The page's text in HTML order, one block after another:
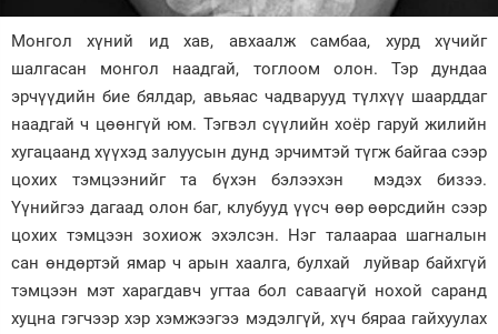
Зурхай
Монгол хүний ид хав, авхаалж самбаа, хурд хүчийг
шалгасан монгол наадгай, тоглоом олон. Тэр дундаа
эрчүүдийн бие бялдар, авьяас чадварууд түлхүү шаарддаг
наадгай ч цөөнгүй юм. Тэгвэл сүүлийн хоёр гаруй жилийн
хугацаанд хүүхэд залуусын дунд эрчимтэй түгж байгаа сээр
цохих тэмцээнийг та бүхэн бэлээхэн мэдэх бизээ.
Үүнийгээ дагаад олон баг, клубууд үүсч өөр өөрсдийн сээр
цохих тэмцээн зохиож эхэлсэн. Нэг талаараа шагналын
сан өндөртэй ямар ч арын хаалга, булхай луйвар байхгүй
тэмцээн мэт харагдавч угтаа бол саваагүй нохой саранд
хуцна гэгчээр хэр хэмжээгээ мэдэлгүй, хүч бяраа гайхуулах